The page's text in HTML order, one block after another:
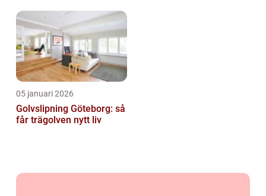
05 januari 2026
Golvslipning Göteborg: så
får trägolven nytt liv